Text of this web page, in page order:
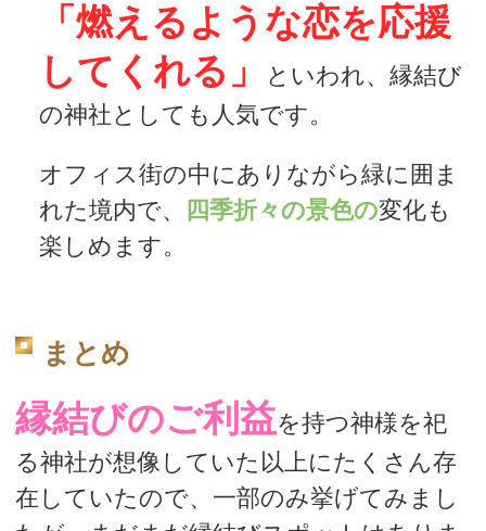
「燃えるような恋を応援
してくれる」
といわれ、縁結び
の神社としても人気です。
オフィス街の中にありながら緑に囲ま
れた境内で、
四季折々の景色の変化も
楽しめます。
まとめ
縁結びのご利益を持つ神様を祀
る神社が想像していた以上にたくさん存
在していたので、一部のみ挙げてみまし